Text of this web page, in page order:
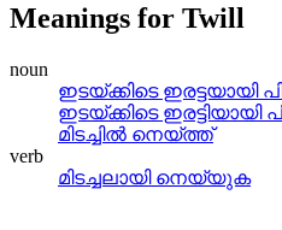
Meanings for Twill
noun
ഇടയ്‌ക്കിടെ ഇരട്ടയായി
ഇടയ്‌ക്കിടെ ഇരട്ടിയായി
മിടച്ചില്‍ നെയ്‌ത്ത്
verb
മിടച്ചലായി നെയ്യുക